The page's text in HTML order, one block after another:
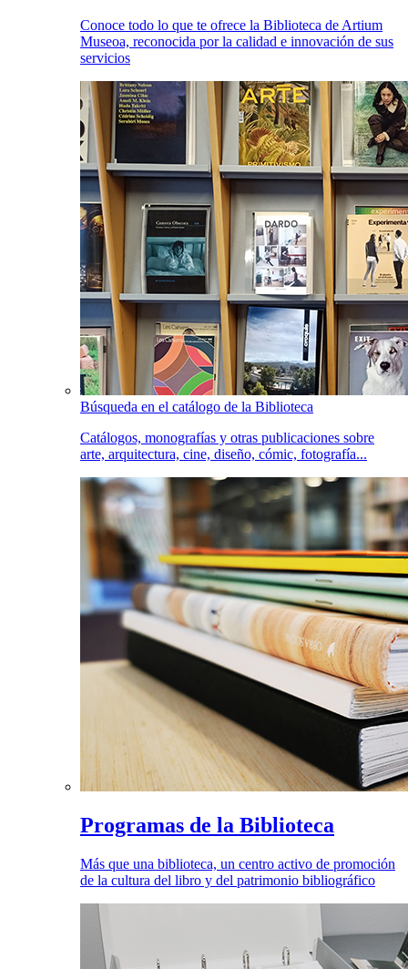
Conoce todo lo que te ofrece la Biblioteca de Artium
Museoa, reconocida por la calidad e innovación de sus
servicios
Búsqueda en el catálogo de la Biblioteca
Catálogos, monografías y otras publicaciones sobre
arte, arquitectura, cine, diseño, cómic, fotografía...
Programas de la Biblioteca
Más que una biblioteca, un centro activo de promoción
de la cultura del libro y del patrimonio bibliográfico